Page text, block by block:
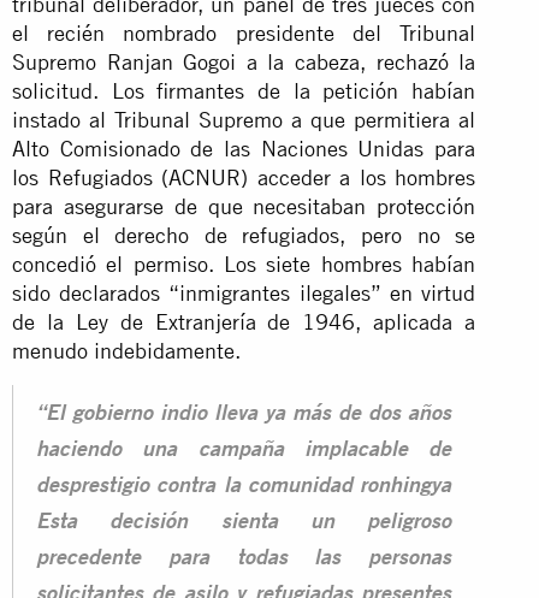
el recién nombrado presidente del Tribunal
Supremo Ranjan Gogoi a la cabeza, rechazó la
solicitud. Los firmantes de la petición habían
instado al Tribunal Supremo a que permitiera al
Alto Comisionado de las Naciones Unidas para
los Refugiados (ACNUR) acceder a los hombres
para asegurarse de que necesitaban protección
según el derecho de refugiados, pero no se
concedió el permiso. Los siete hombres habían
sido declarados “inmigrantes ilegales” en virtud
de la Ley de Extranjería de 1946, aplicada a
menudo indebidamente.
“El gobierno indio lleva ya más de dos años
haciendo una campaña implacable de
desprestigio contra la comunidad ronhingya
Esta decisión sienta un peligroso
precedente para todas las personas